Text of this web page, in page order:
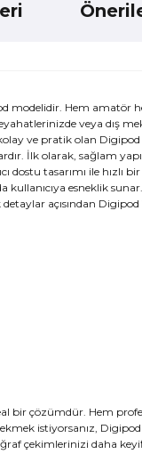
Hem amatör
veya dış
ve pratik olan Digipod
İlk olarak, sağlam
dostu tasarımı ile
esneklik
açısından
bir çözümdür. Hem
istiyorsanız, Digipod
çekimlerinizi daha